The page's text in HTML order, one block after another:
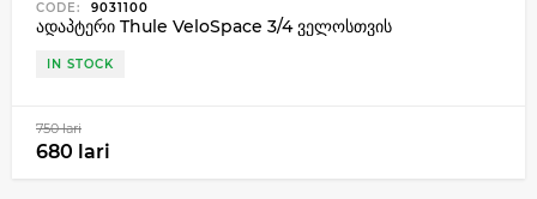
CODE: 9031100
ადაპტერი Thule VeloSpace 3/4 ველოსთვის
IN STOCK
750 lari
680 lari